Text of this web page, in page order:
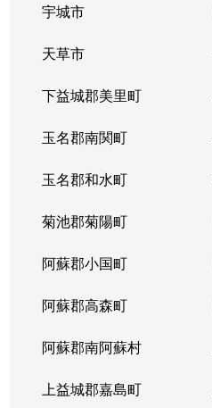
宇城市
天草市
下益城郡美里町
玉名郡南関町
玉名郡和水町
菊池郡菊陽町
阿蘇郡小国町
阿蘇郡高森町
阿蘇郡南阿蘇村
上益城郡嘉島町